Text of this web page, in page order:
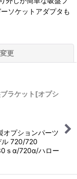
ソケットアダプタも
更
ラケット[オプシ
プションパーツ
ル 720/720
ｓα/720α/ハロー